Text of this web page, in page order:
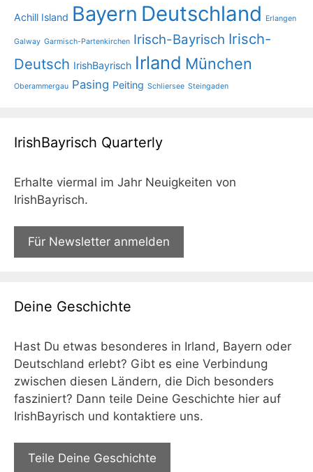
Achill Island Bayern Deutschland Erlangen
Galway Garmisch-Partenkirchen Irisch-Bayrisch Irisch-
Deutsch IrishBayrisch Irland München
Oberammergau Pasing Peiting Schliersee Steingaden
IrishBayrisch Quarterly
Erhalte viermal im Jahr Neuigkeiten von
IrishBayrisch.
Für Newsletter anmelden
Deine Geschichte
Hast Du etwas besonderes in Irland, Bayern oder
Deutschland erlebt? Gibt es eine Verbindung
zwischen diesen Ländern, die Dich besonders
fasziniert? Dann teile Deine Geschichte hier auf
IrishBayrisch und kontaktiere uns.
Teile Deine Geschichte